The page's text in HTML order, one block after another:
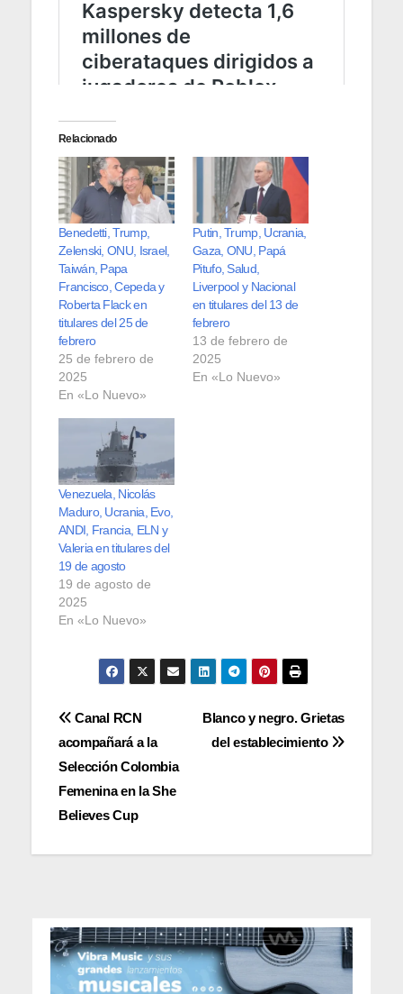
Relacionado
Benedetti, Trump,
Zelenski, ONU, Israel,
Taiwán, Papa
Francisco, Cepeda y
Roberta Flack en
titulares del 25 de
febrero
25 de febrero de
2025
En «Lo Nuevo»
Putin, Trump, Ucrania,
Gaza, ONU, Papá
Pitufo, Salud,
Liverpool y Nacional
en titulares del 13 de
febrero
13 de febrero de
2025
En «Lo Nuevo»
Venezuela, Nicolás
Maduro, Ucrania, Evo,
ANDI, Francia, ELN y
Valeria en titulares del
19 de agosto
19 de agosto de
2025
En «Lo Nuevo»
Navegación
de
entradas
Blanco y negro. Grietas
del establecimiento
Canal RCN
acompañará a la
Selección Colombia
Femenina en la She
Believes Cup